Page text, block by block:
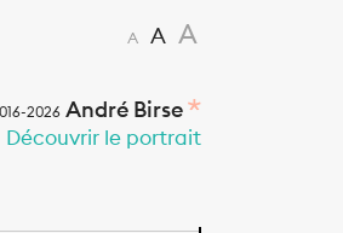
A A A
2026 André Birse
Découvrir le portrait